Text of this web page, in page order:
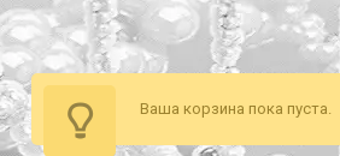
Ваша корзина пока пуста.